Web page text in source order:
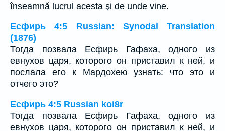
înseamnă lucrul acesta şi de unde vine.
Есфирь 4:5 Russian: Synodal Translation
(1876)
Тогда позвала Есфирь Гафаха, одного из
евнухов царя, которого он приставил к ней, и
послала его к Мардохею узнать: что это и
отчего это?
Есфирь 4:5 Russian koi8r
Тогда позвала Есфирь Гафаха, одного из
евнухов царя, которого он приставил к ней, и